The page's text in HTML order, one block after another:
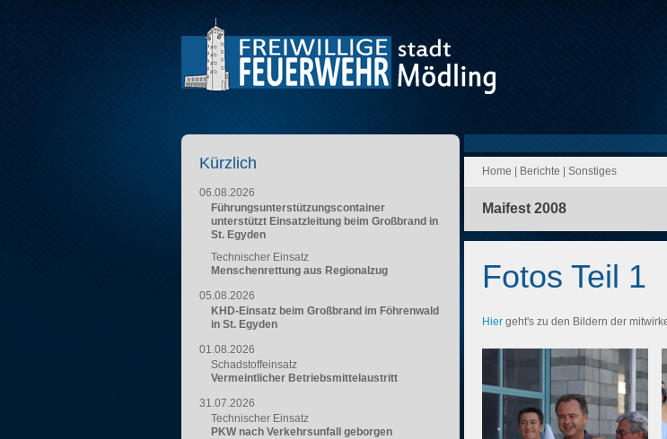
Home Berichte Sonstiges
Maifest 2008
Fotos Teil 1
Hier geht's zu den Bildern der
Kürzlich
06.08.2026
Führungsunterstützungscontainer
unterstützt Einsatzleitung beim Großbrand in
St. Egyden
Technischer Einsatz
Menschenrettung aus Regionalzug
05.08.2026
KHD-Einsatz beim Großbrand im Föhrenwald
in St. Egyden
01.08.2026
Schadstoffeinsatz
Vermeintlicher Betriebsmittelaustritt
31.07.2026
Technischer Einsatz
PKW nach Verkehrsunfall geborgen